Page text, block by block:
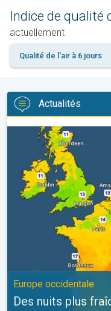
Indice de qualité
actuellement
Qualité de l'air à 6 jours
Actualités
Des nuits plus fraîches
Europe occidentale
Des nuits plus